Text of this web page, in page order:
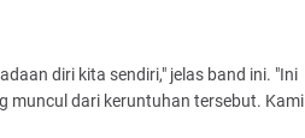
diri kita sendiri," jelas band ini. "Ini
muncul dari keruntuhan tersebut. Kami